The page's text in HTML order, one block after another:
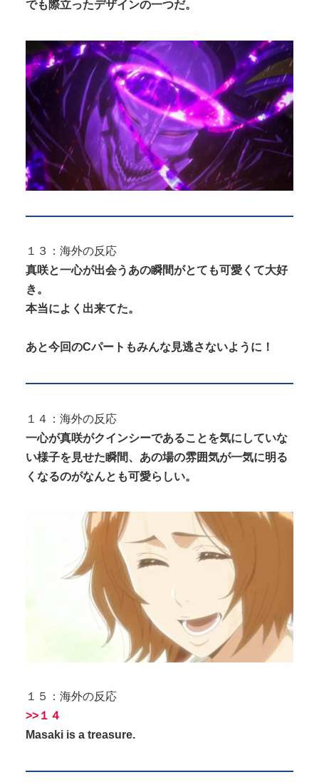
でも際立ったデザインの一つだ。
１３：海外の反応
真咲と一心が出会うあの瞬間がとても可愛くて大好
き。
本当によく出来てた。
あと今回のCパートもみんな見逃さないように！
１４：海外の反応
一心が真咲がクインシーであることを気にしていな
い様子を見せた瞬間、あの場の雰囲気が一気に明る
くなるのがなんとも可愛らしい。
１５：海外の反応
>>１４
Masaki is a treasure.